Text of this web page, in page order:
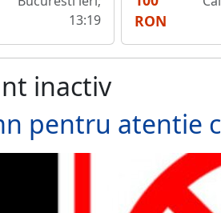
13:19
RON
inactiv
pentru atentie